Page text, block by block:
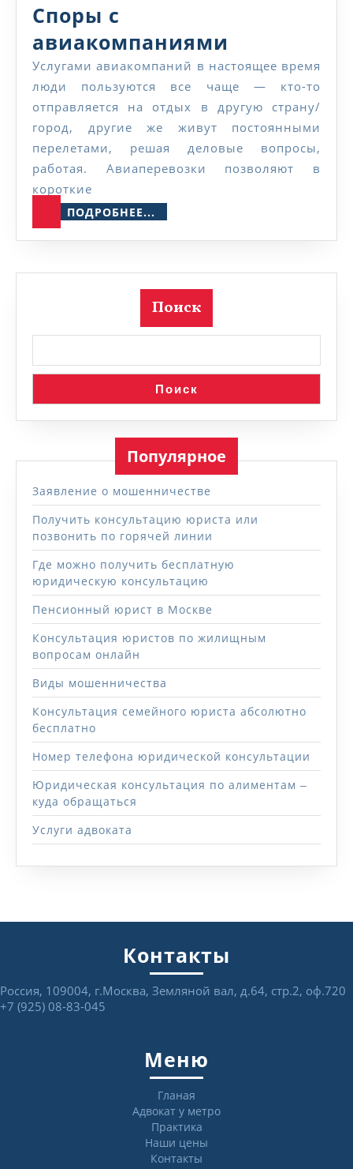
Споры с
авиакомпаниями
с
Услугами авиакомпаний в настоящее время
люди пользуются все чаще — кто-то
отправляется на отдых в другую страну/
город, другие же живут постоянными
перелетами, решая деловые вопросы,
работая. Авиаперевозки позволяют в
короткие
ПОДРОБНЕЕ...
Поиск
Поиск
Популярное
Заявление о мошенничестве
Получить консультацию юриста или
позвонить по горячей линии
Где можно получить бесплатную
юридическую консультацию
Пенсионный юрист в Москве
Консультация юристов по жилищным
вопросам онлайн
Виды мошенничества
Консультация семейного юриста абсолютно
бесплатно
Номер телефона юридической консультации
Юридическая консультация по алиментам ‒
куда обращаться
Услуги адвоката
Контакты
Россия, 109004, г.Москва, Земляной вал, д.64, стр.2, оф.720
+7 (925) 08-83-045
Меню
Гланая
Адвокат у метро
Практика
Наши цены
Контакты